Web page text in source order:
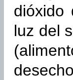
dióxido
luz del